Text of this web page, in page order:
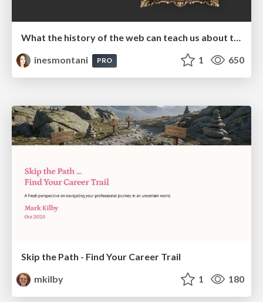
What the history of the web can teach us about the future of AI
inesmontani
PRO 1 650
Skip the Path - Find Your Career Trail
mkilby
1 180